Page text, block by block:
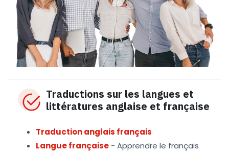
Traductions sur les langues et
littératures anglaise et française
Traduction anglais français
Langue française - Apprendre le français